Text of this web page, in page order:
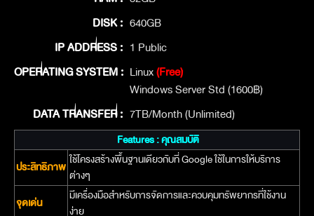
DISK : 640GB
IP ADDRESS : 1 Public
OPERATING SYSTEM : Linux(Free)
Windows Server Std (1600฿)
DATA TRANSFER : 7TB/Month (Unlimited)
Features : คุณสมบัติ
ประสิทธิภาพ ใช้โครงสร้างพื้นฐานเดียวกับที่ Google ใช้ในการให้บริการ
ต่างๆ
จุดเด่น
มีเครื่องมือสำหรับการจัดการและควบคุมทรัพยากรที่ใช้งาน
ง่าย